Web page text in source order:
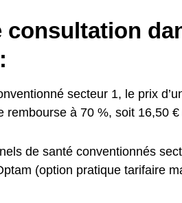
consultation
secteur 1, le prix
rembourse à 70 %, soit 16,50
de santé conventionnés
(option pratique tarifaire